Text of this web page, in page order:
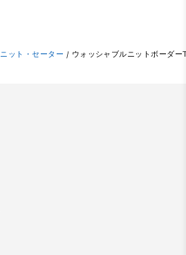
ニット・セーター / ウォッシャブルニットボーダー